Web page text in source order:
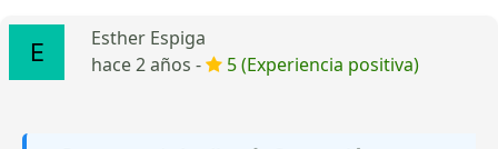
Esther Espiga
hace 2 años -
5 (Experiencia positiva)